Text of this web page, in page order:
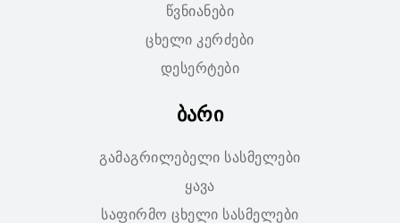
წვნიანები
ცხელი კერძები
დესერტები
ბარი
გამაგრილებელი სასმელები
ყავა
საფირმო ცხელი სასმელები